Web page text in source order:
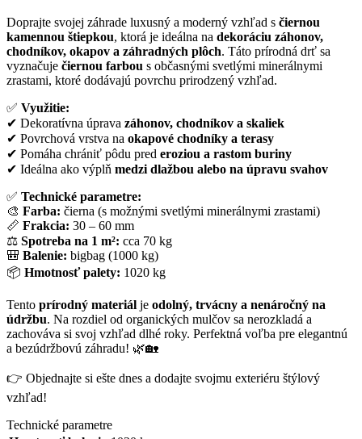
Doprajte svojej záhrade luxusný a moderný vzhľad s čiernou
kamennou štiepkou, ktorá je ideálna na dekoráciu záhonov,
chodníkov, okapov a záhradných plôch. Táto prírodná drť sa
vyznačuje čiernou farbou s občasnými svetlými minerálnymi
zrastami, ktoré dodávajú povrchu prirodzený vzhľad.
✅ Využitie:
✔ Dekoratívna úprava záhonov, chodníkov a skaliek
✔ Povrchová vrstva na okapové chodníky a terasy
✔ Pomáha chrániť pôdu pred eroziou a rastom buriny
✔ Ideálna ako výplň medzi dlažbou alebo na úpravu svahov
✅ Technické parametre:
🎨 Farba: čierna (s možnými svetlými minerálnymi zrastami)
📏 Frakcia: 30 – 60 mm
⚖ Spotreba na 1 m²: cca 70 kg
🎒 Balenie: bigbag (1000 kg)
📦 Hmotnosť palety: 1020 kg
Tento prírodný materiál je odolný, trvácny a nenáročný na
údržbu. Na rozdiel od organických mulčov sa nerozkladá a
zachováva si svoj vzhľad dlhé roky. Perfektná voľba pre elegantnú
a bezúdržbovú záhradu! 🌿🏡
👉 Objednajte si ešte dnes a dodajte svojmu exteriéru štýlový
vzhľad!
Technické parametre